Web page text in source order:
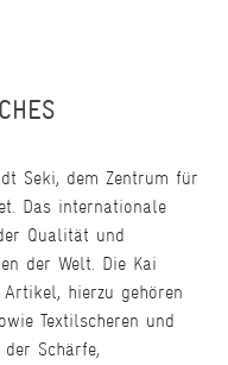
Seki, dem Zentrum für
Das internationale
Qualität und
der Welt. Die Kai
hierzu gehören
Textilscheren und
Schärfe,